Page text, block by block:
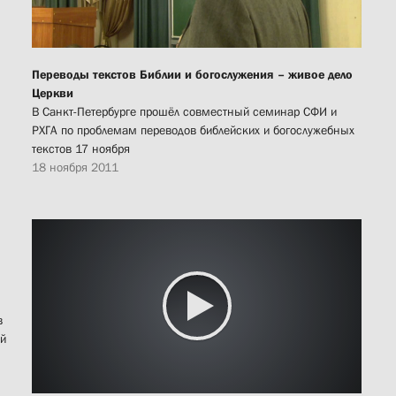
Переводы текстов Библии и богослужения – живое дело
Церкви
В Санкт-Петербурге прошёл совместный семинар СФИ и
РХГА по проблемам переводов библейских и богослужебных
текстов 17 ноября
18 ноября 2011